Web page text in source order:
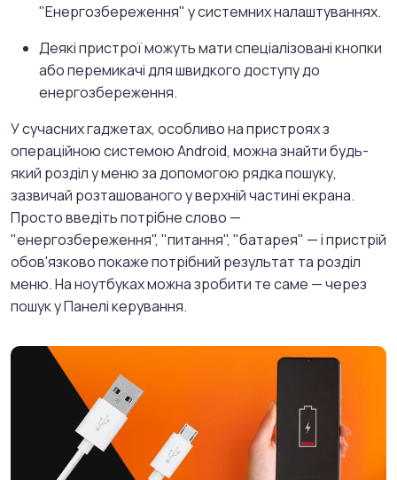
"Енергозбереження" у системних налаштуваннях.
Деякі пристрої можуть мати спеціалізовані кнопки
або перемикачі для швидкого доступу до
енергозбереження.
У сучасних гаджетах, особливо на пристроях з
операційною системою Android, можна знайти будь-
який розділ у меню за допомогою рядка пошуку,
зазвичай розташованого у верхній частині екрана.
Просто введіть потрібне слово —
"енергозбереження", "питання", "батарея" — і пристрій
обов'язково покаже потрібний результат та розділ
меню. На ноутбуках можна зробити те саме — через
пошук у Панелі керування.